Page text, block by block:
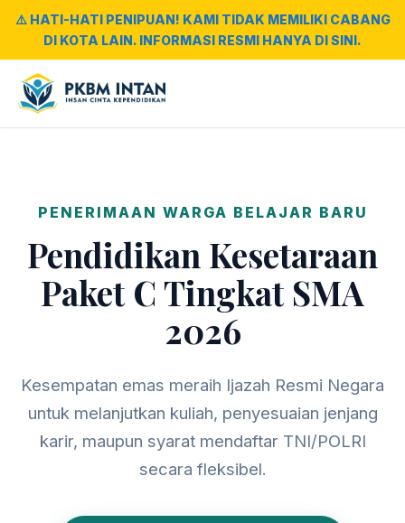
⚠️ HATI-HATI PENIPUAN! KAMI TIDAK MEMILIKI CABANG
DI KOTA LAIN. INFORMASI RESMI HANYA DI SINI.
PENERIMAAN WARGA BELAJAR BARU
Pendidikan Kesetaraan
Paket C Tingkat SMA
2026
Kesempatan emas meraih Ijazah Resmi Negara
untuk melanjutkan kuliah, penyesuaian jenjang
karir, maupun syarat mendaftar TNI/POLRI
secara fleksibel.